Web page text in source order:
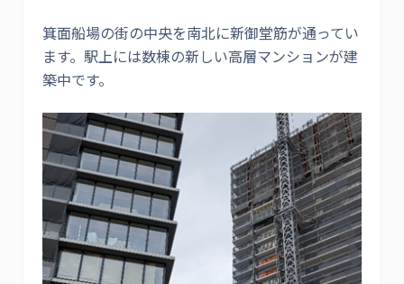
箕面船場の街の中央を南北に新御堂筋が通ってい
ます。駅上には数棟の新しい高層マンションが建
築中です。